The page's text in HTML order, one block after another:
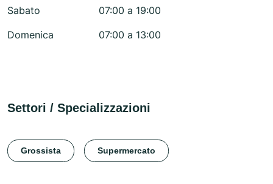
Sabato
07:00 a 19:00
Domenica
07:00 a 13:00
Settori / Specializzazioni
Grossista Supermercato